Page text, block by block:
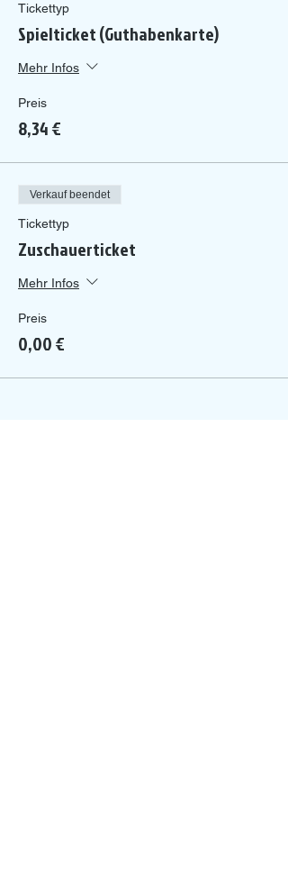
Tickettyp
Spielticket (Guthabenkarte)
Mehr Infos
Preis
8,34 €
Verkauf beendet
Tickettyp
Zuschauerticket
Mehr Infos
Preis
0,00 €